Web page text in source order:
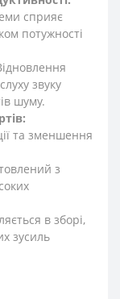
сприяє
потужності
звуку
шуму.
та зменшення
з
в зборі,
зусиль